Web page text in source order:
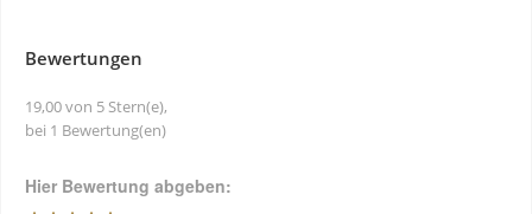
Bewertungen
19,00 von 5 Stern(e),
bei 1 Bewertung(en)
Hier Bewertung abgeben: